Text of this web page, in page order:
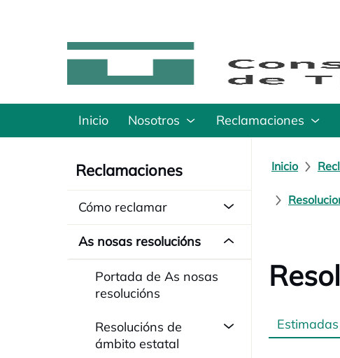
Inicio Nosotros Reclamaciones
Reclamaciones
Cómo reclamar
As nosas resolucións
Portada de As nosas
resolucións
Resolucións de
ámbito estatal
Inicio
Estimadas